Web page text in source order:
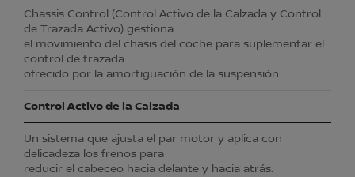
Chassis Control (Control Activo de la Calzada y Control
de Trazada Activo) gestiona
el movimiento del chasis del coche para suplementar el
control de trazada
ofrecido por la amortiguación de la suspensión.
Control Activo de la Calzada
Un sistema que ajusta el par motor y aplica con
delicadeza los frenos para
reducir el cabeceo hacia delante y hacia atrás.